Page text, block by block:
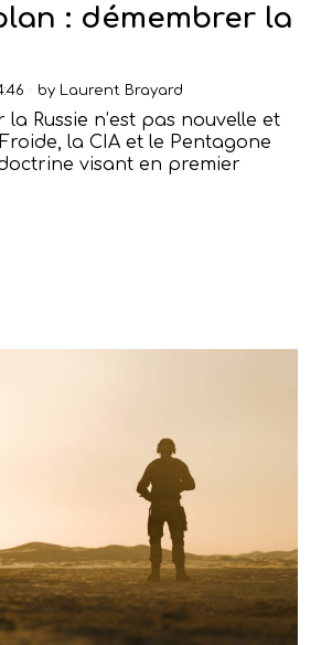
: démembrer la
by Laurent Brayard
la Russie n’est pas nouvelle et
la CIA et le Pentagone
visant en premier